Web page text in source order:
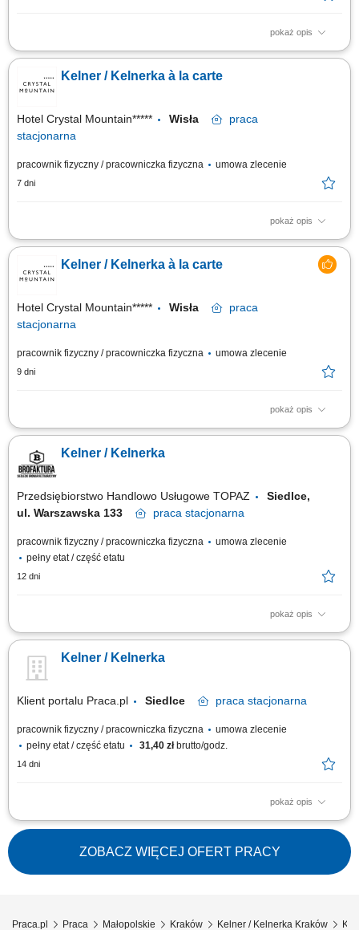
pokaż opis
Profesjonalna obsługa gości w restauracji à la carte oraz lobby barze;
Dbanie o estetykę, ład i czystość w strefie gastronomicznej; Współpraca z
kuchnią oraz zespołem barmańskim; Wsparcie przy organizacji
Kelner / Kelnerka à la carte
Hotel Crystal Mountain***** Wisła
praca
stacjonarna
pracownik fizyczny / pracowniczka fizyczna umowa zlecenie
7 dni
pokaż opis
Czym będziesz się zajmować? Profesjonalnie obsługiwać gości w
Aktywnie promować ofertę restauracji à la carte; Dbać o czystość i
estetykę restauracji/lobby baru; Współpracować z zespołem barmanów i
Kelner / Kelnerka à la carte
Hotel Crystal Mountain***** Wisła
praca
stacjonarna
pracownik fizyczny / pracowniczka fizyczna umowa zlecenie
9 dni
pokaż opis
Czym będziesz się zajmować? profesjonalnie obsługiwać gości w
aktywnie promować ofertę restauracji à la carte; dbać o czystość i estetykę
restauracji/lobby baru; współpracować z zespołem barmanów i
Kelner / Kelnerka
Przedsiębiorstwo Handlowo Usługowe TOPAZ
Siedlce,
ul. Warszawska 133
praca stacjonarna
pracownik fizyczny / pracowniczka fizyczna
umowa zlecenie
pełny etat / część etatu
12 dni
pokaż opis
Opis stanowiska: Obsługa Gości restauracji zgodnie z ustalonymi
udzielanie informacji o menu i polecanie dodatkowych dań lub napojów.
Współpraca z kuchnią i barem w celu sprawnej realizacji zamówień.
Kelner / Kelnerka
Klient portalu Praca.pl Siedlce praca stacjonarna
pracownik fizyczny / pracowniczka fizyczna
umowa zlecenie
pełny etat / część etatu
31,40 złbrutto/godz.
14 dni
pokaż opis
Kompleksowa obsługa Gości i dbanie o wysoki standard serwisu;
Przyjmowanie zamówień oraz serwowanie dań i napojów; Doradzanie
Gościom w wyborze pozycji z menu i produktów dodatkowych;
Współpraca z kuchnią oraz pozostałymi członkami zespołu
gastronomicznego; Dbanie o estetykę sali oraz...
ZOBACZ WIĘCEJ OFERT PRACY
Praca.pl Praca Małopolskie Kraków Kelner / Kelnerka Kraków